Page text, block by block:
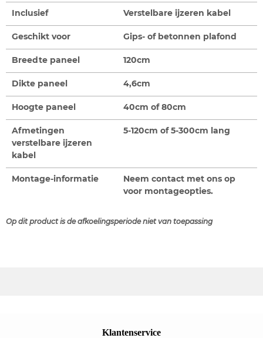
Inclusief Verstelbare ijzeren kabel
Geschikt voor Gips- of betonnen plafond
Breedte paneel 120cm
Dikte paneel 4,6cm
Hoogte paneel 40cm of 80cm
Afmetingen
verstelbare ijzeren
kabel
5-120cm of 5-300cm lang
Montage-informatie
Neem contact met ons op
voor montageopties.
Op dit product is de afkoelingsperiode niet van toepassing
Klantenservice